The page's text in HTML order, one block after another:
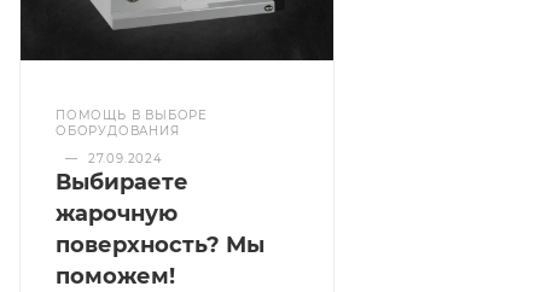
ПОМОЩЬ В ВЫБОРЕ
ОБОРУДОВАНИЯ
—
27.09.2024
Выбираете
жарочную
поверхность? Мы
поможем!